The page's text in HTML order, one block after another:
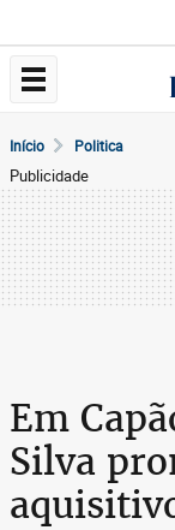
Início Politica
Publicidade
Em
Silva